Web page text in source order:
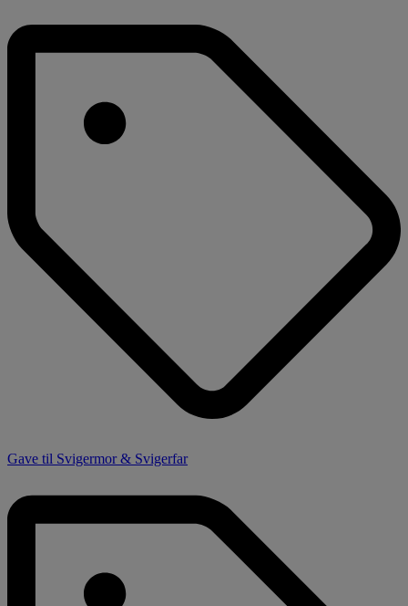
Gave til Svigermor & Svigerfar